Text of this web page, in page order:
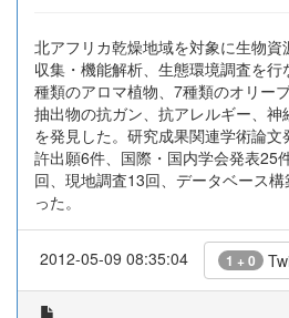
北アフリカ乾燥地域を対象に生物
収集・機能解析、生態環境調査を
種類のアロマ植物、7種類のオリー
抽出物の抗ガン、抗アレルギー、
を発見した。研究成果関連学術論
許出願6件、国際・国内学会発表25
回、現地調査13回、データベース
った。
2012-05-09 08:35:04 1 + 0